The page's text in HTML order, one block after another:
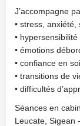
J’accompagne
• stress,
• hypersensibilité
• émotions
• confiance en
• transitions de
• difficultés
Séances en
Leucate, Sigean -